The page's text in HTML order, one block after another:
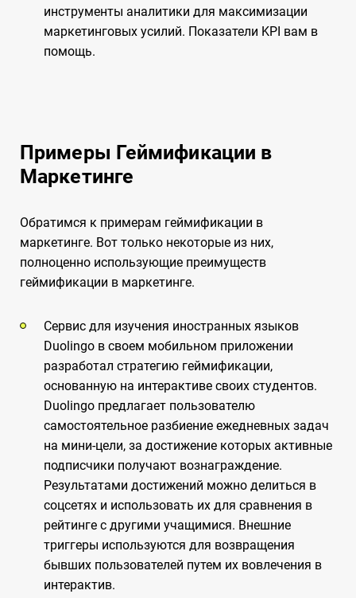
инструменты аналитики для максимизации
маркетинговых усилий. Показатели KPI вам в
помощь.
Примеры Геймификации в
Маркетинге
Обратимся к примерам геймификации в
маркетинге. Вот только некоторые из них,
полноценно использующие преимуществ
геймификации в маркетинге.
Сервис для изучения иностранных языков
Duolingo в своем мобильном приложении
разработал стратегию геймификации,
основанную на интерактиве своих студентов.
Duolingo предлагает пользователю
самостоятельное разбиение ежедневных задач
на мини-цели, за достижение которых активные
подписчики получают вознаграждение.
Результатами достижений можно делиться в
соцсетях и использовать их для сравнения в
рейтинге с другими учащимися. Внешние
триггеры используются для возвращения
бывших пользователей путем их вовлечения в
интерактив.